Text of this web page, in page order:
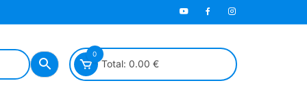
0
Total: 0.00 €